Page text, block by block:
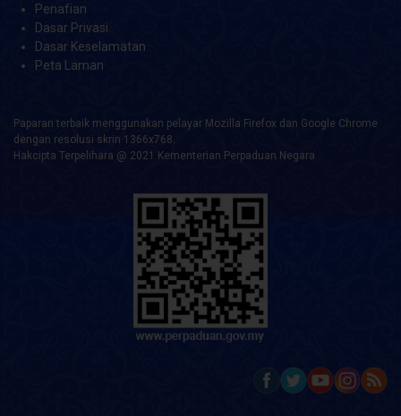
Penafian
Dasar Privasi
Dasar Keselamatan
Peta Laman
Paparan terbaik menggunakan pelayar Mozilla Firefox dan Google Chrome
dengan resolusi skrin 1366x768.
Hakcipta Terpelihara @ 2021 Kementerian Perpaduan Negara